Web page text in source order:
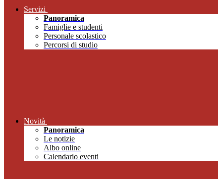
Servizi
Panoramica
Famiglie e studenti
Personale scolastico
Percorsi di studio
Novità
Panoramica
Le notizie
Albo online
Calendario eventi